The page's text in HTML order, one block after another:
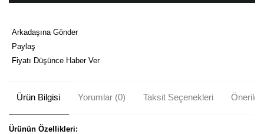
Arkadaşına Gönder
Paylaş
Fiyatı Düşünce Haber Ver
Ürün Bilgisi Yorumlar (0) Taksit Seçenekleri
Ürünün Özellikleri: